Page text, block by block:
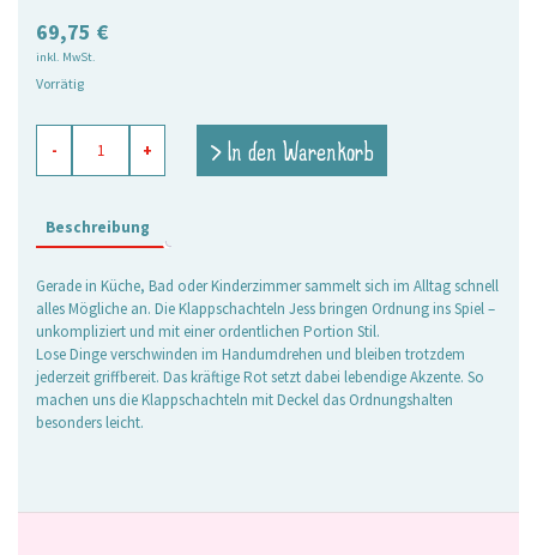
69,75 €
inkl. MwSt.
Vorrätig
Jess
schwarz,
Set
Menge
- + > In den Warenkorb
Beschreibung
Gerade in Küche, Bad oder Kinderzimmer sammelt sich im Alltag schnell
alles Mögliche an. Die Klappschachteln Jess bringen Ordnung ins Spiel –
unkompliziert und mit einer ordentlichen Portion Stil.
Lose Dinge verschwinden im Handumdrehen und bleiben trotzdem
jederzeit griffbereit. Das kräftige Rot setzt dabei lebendige Akzente. So
machen uns die Klappschachteln mit Deckel das Ordnungshalten
besonders leicht.